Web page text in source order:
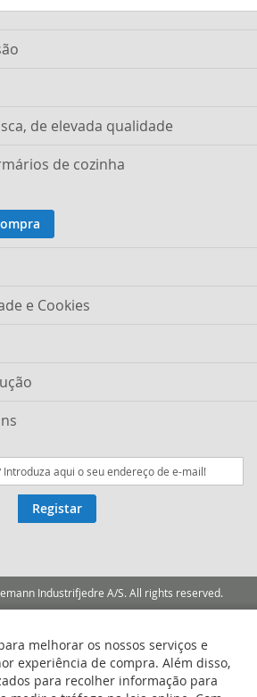
de elevada qualidade
de cozinha
e Cookies
Registar
Industrifjedre A/S. All rights reserved.
melhorar os nossos serviços e
experiência de compra. Além disso,
para recolher informação para